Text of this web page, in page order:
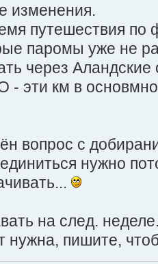
изменения.
путешествия
паромы уже не
через
- эти км в
вопрос с
нужно
на след.
нужна, пишите,